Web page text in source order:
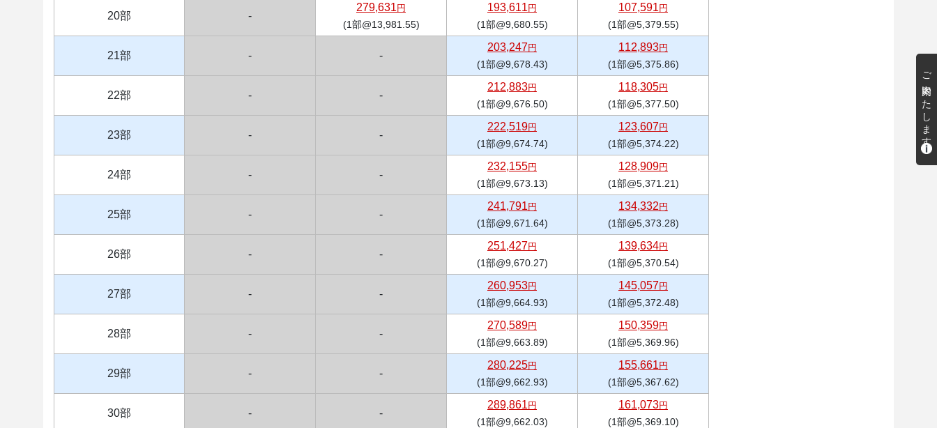
20部 -
279,631 円
(1部@13,981.55)
193,611 円
(1部@9,680.55)
107,591 円
(1部@5,379.55)
21部 - -
203,247円
(1部@9,678.43)
112,893円
(1部@5,375.86)
22部 - -
212,883円
(1部@9,676.50)
118,305円
(1部@5,377.50)
23部 - -
222,519円
(1部@9,674.74)
123,607円
(1部@5,374.22)
24部 - -
232,155円
(1部@9,673.13)
128,909円
(1部@5,371.21)
25部 - -
241,791 円
(1部@9,671.64)
134,332 円
(1部@5,373.28)
26部 - -
251,427円
(1部@9,670.27)
139,634円
(1部@5,370.54)
27部 - -
260,953円
(1部@9,664.93)
145,057円
(1部@5,372.48)
28部 - -
270,589円
(1部@9,663.89)
150,359円
(1部@5,369.96)
29部 - -
280,225円
(1部@9,662.93)
155,661 円
(1部@5,367.62)
30部 - -
289,861 円
(1部@9,662.03)
161,073円
(1部@5,369.10)
ご案内いたします